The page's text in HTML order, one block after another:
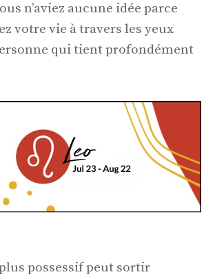
n’aviez aucune idée parce
votre vie à travers les yeux
qui tient profondément
possessif peut sortir